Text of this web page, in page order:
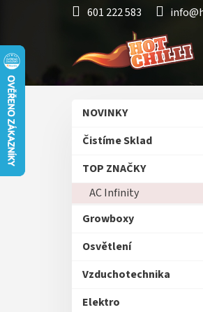
601 222 583
a
Přeskočit
NOVINKY
Čistíme Sklad
TOP ZNAČKY
AC Infinity
Growboxy
Osvětlení
Vzduchotechnika
Elektro